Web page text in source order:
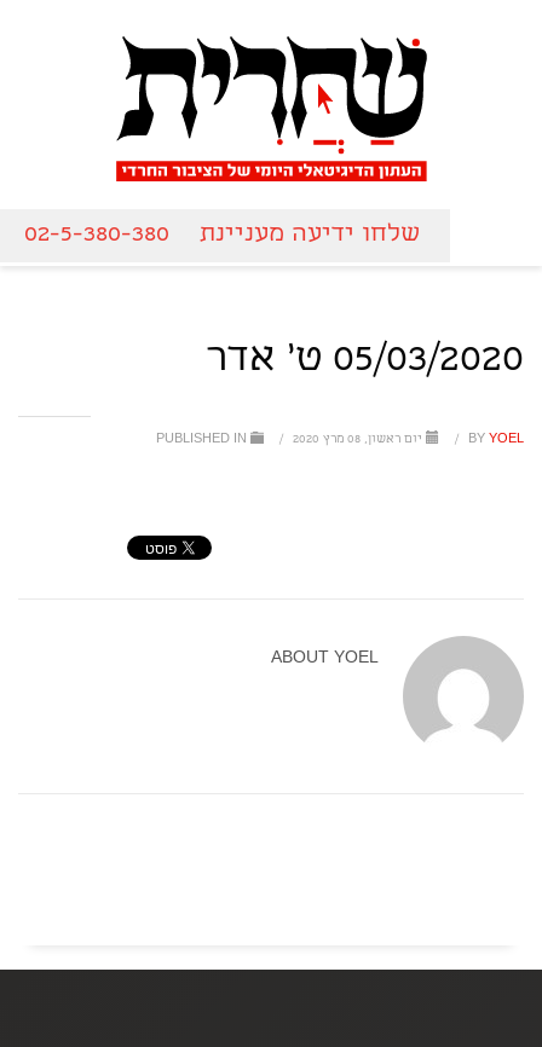
שלחו ידיעה מעניינת 02-5-380-380
05/03/2020 ט' אדר
BY YOEL
/ יום ראשון, 08 מרץ 2020 /
ABOUT YOEL